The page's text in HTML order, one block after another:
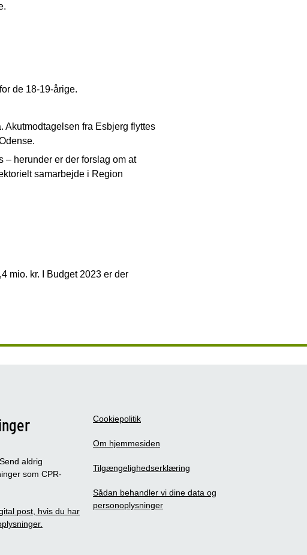
de 18-19-årige.
Akutmodtagelsen fra Esbjerg flyttes
– herunder er der forslag om at
samarbejde i Region
mio. kr. I Budget 2023 er der
aldrig
som CPR-
post, hvis du har
Cookiepolitik
Om hjemmesiden
Tilgængelighedserklæring
Sådan behandler vi dine data og
personoplysninger